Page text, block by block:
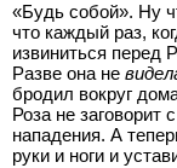
«Будь собой». Ну
что каждый раз,
извиниться перед
Разве она не
бродил вокруг
Роза не заговорит
нападения. А
руки и ноги и